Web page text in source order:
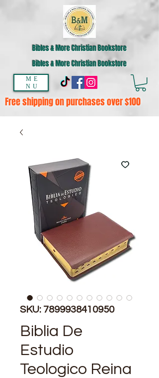
ME
NU
Bibles & More Christian Bookstore
Bibles & More Christian Bookstore
Free shipping on purchases over $100
SKU: 7899938410950
Biblia De
Estudio
Teologico Reina